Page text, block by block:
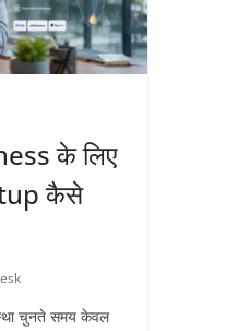
के लिए
कैसे
चुनते समय केवल